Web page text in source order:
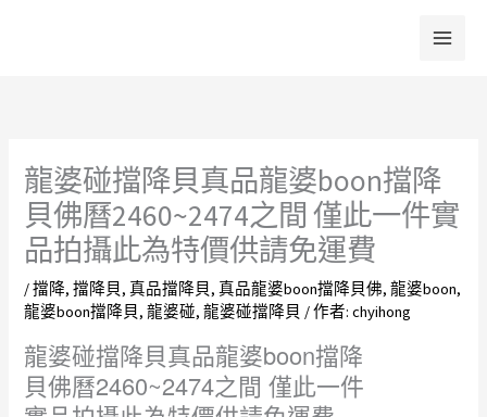
龍婆碰擋降貝真品龍婆boon擋降
貝佛曆2460~2474之間 僅此一件實
品拍攝此為特價供請免運費
/擋降,擋降貝,真品擋降貝,真品龍婆boon擋降貝佛,龍婆boon,
龍婆boon擋降貝,龍婆碰,龍婆碰擋降貝 / 作者:chyihong
龍婆碰擋降貝真品龍婆boon擋降
貝佛曆2460~2474之間 僅此一件